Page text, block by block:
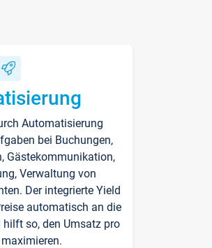
Automatisierung
bei Buchungen,
Gästekommunikation,
Verwaltung von
Der integrierte Yield
automatisch an die
so, den Umsatz pro